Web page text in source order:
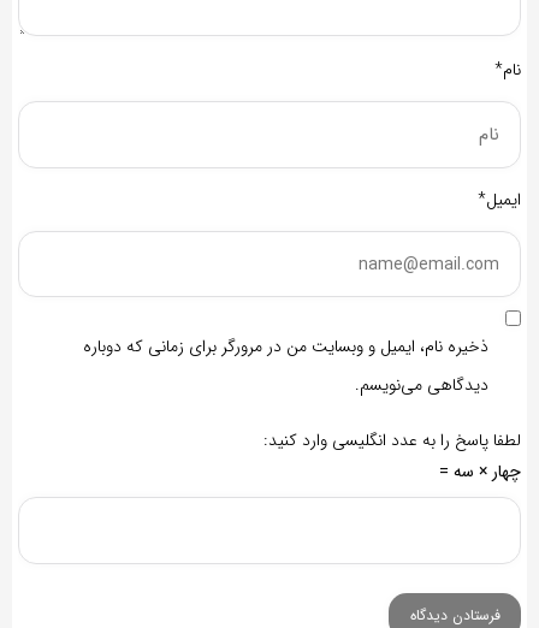
نام*
ایمیل*
ذخیره نام، ایمیل و وبسایت من در مرورگر برای زمانی که دوباره
دیدگاهی می‌نویسم.
لطفا پاسخ را به عدد انگلیسی وارد کنید:
چهار × سه =